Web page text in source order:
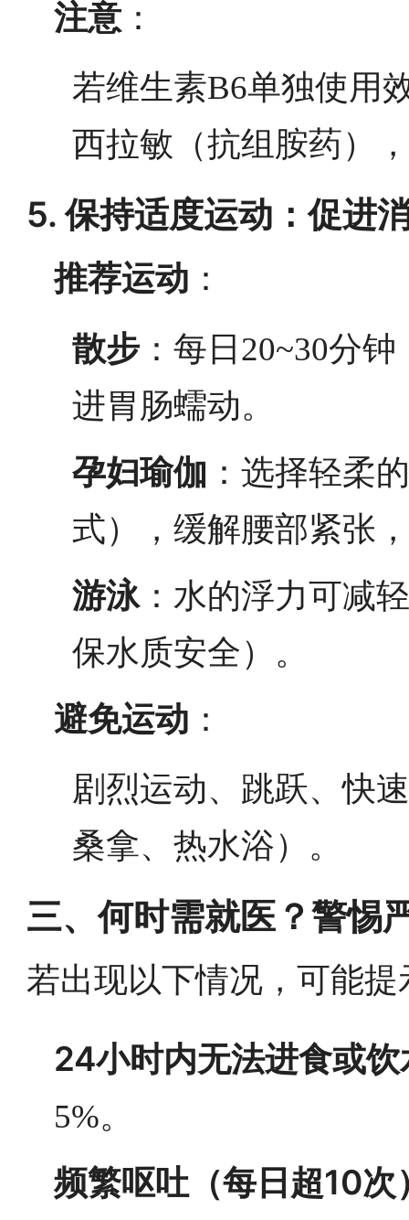
注意 ：
若维生素B6单独使用
西拉敏（抗组胺药）
5. 保持适度运动：促进
推荐运动 ：
散步 ：每日20~30分
进胃肠蠕动。
孕妇瑜伽 ：选择轻柔
式），缓解腰部紧张
游泳：水的浮力可减
保水质安全）。
避免运动 ：
剧烈运动、跳跃、快
桑拿、热水浴）。
三、何时需就医？警惕
若出现以下情况，可能
24小时内无法进食或饮
5%。
频繁呕吐（每日超10次